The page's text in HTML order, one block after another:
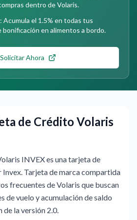
dentro de Volaris.
Acumula el 1.5% en todas tus
bonificación en alimentos a bordo.
Solicitar Ahora
de Crédito Volaris
INVEX es una tarjeta de
Tarjeta de marca compartida
frecuentes de Volaris que buscan
de vuelo y acumulación de saldo
de la versión 2.0.